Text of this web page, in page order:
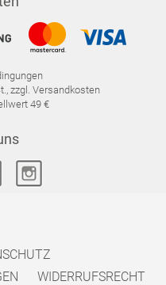
zzgl. Versandkosten
49 €
WIDERRUFSRECHT